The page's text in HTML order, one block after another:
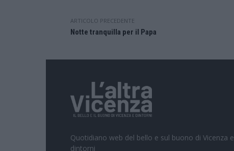
ARTICOLO PRECEDENTE
Notte tranquilla per il Papa
Quotidiano web del bello e sul buono di Vicenza e
dintorni